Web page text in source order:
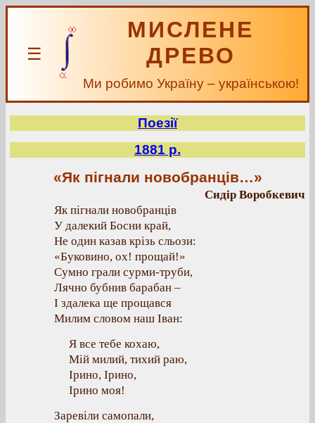
☰
МИСЛЕНЕ
ДРЕВО
Ми робимо Україну – українською!
Поезії
1881 р.
«Як пігнали новобранців…»
Сидір Воробкевич
Як пігнали новобранців
У далекий Босни край,
Не один казав крізь сльози:
«Буковино, ох! прощай!»
Сумно грали сурми-труби,
Лячно бубнив барабан –
І здалека ще прощався
Милим словом наш Іван:
Я все тебе кохаю,
Мій милий, тихий раю,
Ірино, Ірино,
Ірино моя!
Заревіли самопали,